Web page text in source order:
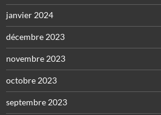
janvier 2024
décembre 2023
novembre 2023
octobre 2023
septembre 2023